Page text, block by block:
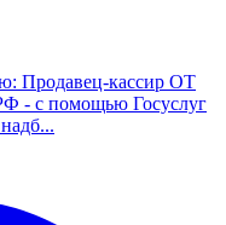
Продавец-кассир ОТ
- с помощью Госуслуг